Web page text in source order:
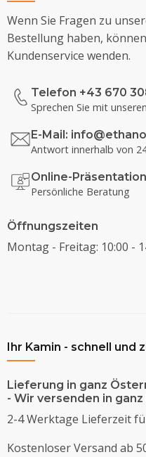
Wenn Sie Fragen zu
Bestellung haben,
Kundenservice wenden.
Telefon +43 670
Sprechen Sie mit
E-Mail:
Antwort innerhalb von
Online-
Persönliche Beratung
Öffnungszeiten
Montag - Freitag: 10:00 -
Ihr Kamin - schnell
Lieferung in ganz
- Wir versenden in ganz
2-4 Werktage Lieferzeit
Kostenloser Versand ab